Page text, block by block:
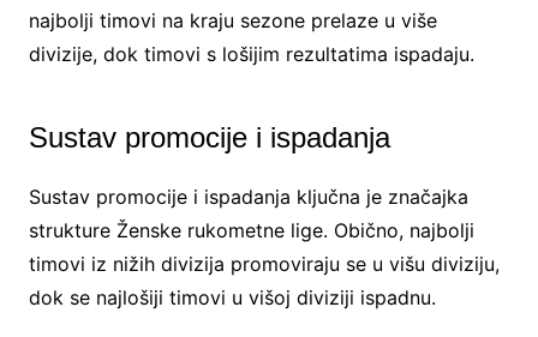
najbolji timovi na kraju sezone prelaze u više
divizije, dok timovi s lošijim rezultatima ispadaju.
Sustav promocije i ispadanja
Sustav promocije i ispadanja ključna je značajka
strukture Ženske rukometne lige. Obično, najbolji
timovi iz nižih divizija promoviraju se u višu diviziju,
dok se najlošiji timovi u višoj diviziji ispadnu.